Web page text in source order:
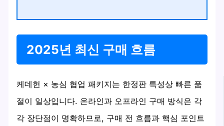
2025년 최신 구매 흐름
케데헌 × 농심 협업 패키지는 한정판 특성상 빠른 품
절이 일상입니다. 온라인과 오프라인 구매 방식은 각
각 장단점이 명확하므로, 구매 전 흐름과 핵심 포인트